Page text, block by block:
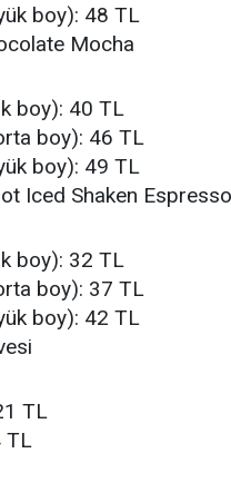
boy): 48 TL
Mocha
boy): 40 TL
boy): 46 TL
boy): 49 TL
Iced Shaken Espresso
boy): 32 TL
boy): 37 TL
boy): 42 TL
TL
TL